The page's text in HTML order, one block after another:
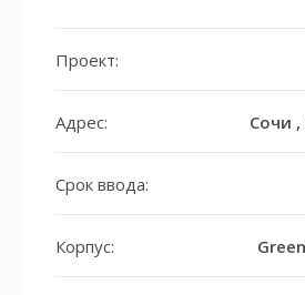
Проект:
Адрес: Сочи
Срок ввода:
Корпус: